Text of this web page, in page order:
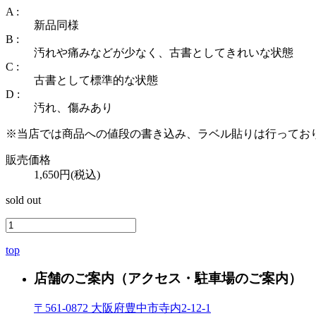
A :
新品同様
B :
汚れや痛みなどが少なく、古書としてきれいな状態
C :
古書として標準的な状態
D :
汚れ、傷みあり
※当店では商品への値段の書き込み、ラベル貼りは行ってお
販売価格
1,650円(税込)
sold out
top
店舗のご案内 （アクセス・駐車場のご案内）
〒561-0872 大阪府豊中市寺内2-12-1